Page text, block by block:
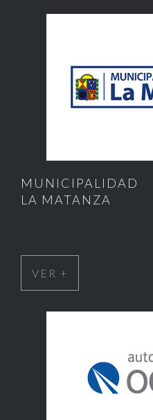
MUNICIPALIDAD
LA MATANZA
VER +